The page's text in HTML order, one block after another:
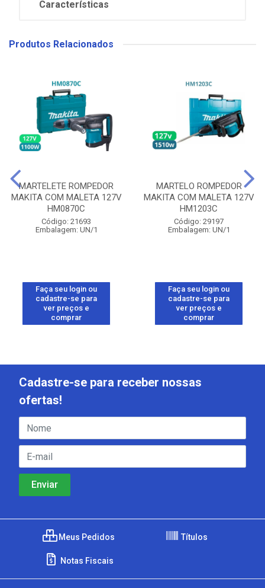
Características
Produtos Relacionados
MARTELETE ROMPEDOR
MAKITA COM MALETA 127V
HM0870C
Código: 21693
Embalagem: UN/1
Faça seu login ou
cadastre-se para
ver preços e
comprar
MARTELO ROMPEDOR
MAKITA COM MALETA 127V
HM1203C
Código: 29197
Embalagem: UN/1
Faça seu login ou
cadastre-se para
ver preços e
comprar
Cadastre-se para receber nossas
ofertas!
Meus Pedidos Títulos
Notas Fiscais